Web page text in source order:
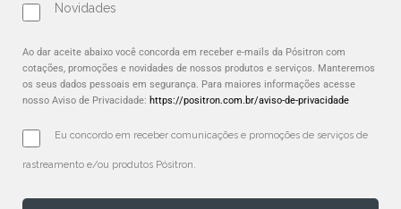
Novidades
Ao dar aceite abaixo você concorda em receber e-mails da Pósitron com
cotações, promoções e novidades de nossos produtos e serviços. Manteremos
os seus dados pessoais em segurança. Para maiores informações acesse
nosso Aviso de Privacidade: https://positron.com.br/aviso-de-privacidade
Eu concordo em receber comunicações e promoções de serviços de
rastreamento e/ou produtos Pósitron.